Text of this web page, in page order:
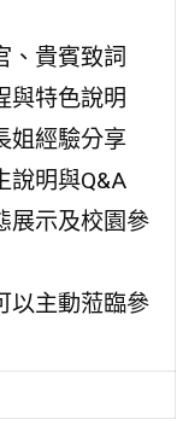
、貴賓致詞
與特色說明
姐經驗分享
說明與Q&A
展示及校園參
以主動蒞臨參